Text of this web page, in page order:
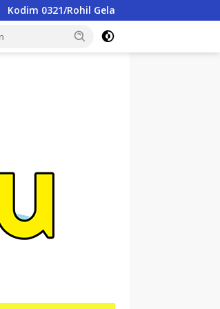
Dan Doa Bersama Peringati HUT ke-1